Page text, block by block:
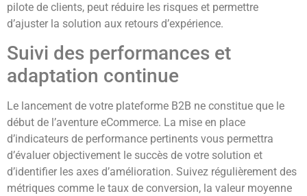
pilote de clients, peut réduire les risques et permettre
d’ajuster la solution aux retours d’expérience.
Suivi des performances et
adaptation continue
Le lancement de votre plateforme B2B ne constitue que le
début de l’aventure eCommerce. La mise en place
d’indicateurs de performance pertinents vous permettra
d’évaluer objectivement le succès de votre solution et
d’identifier les axes d’amélioration. Suivez régulièrement des
métriques comme le taux de conversion, la valeur moyenne